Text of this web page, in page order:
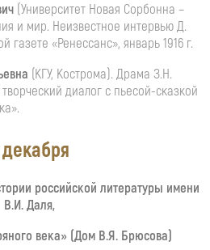
(Университет Новая Сорбонна –
и мир. Неизвестное интервью Д.
«Ренессанс», январь 1916 г.
(КГУ, Кострома). Драма З.Н.
диалог с пьесой-сказкой
российской литературы имени
В.И. Даля,
века» (Дом В.Я. Брюсова)